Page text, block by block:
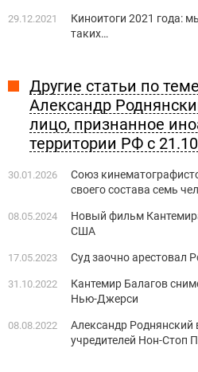
29.12.2021
Киноитоги 2021 года:
таких…
Другие статьи по
Александр
лицо, признанное
территории РФ с
30.01.2026
Союз
своего состава семь
08.05.2024
Новый фильм
США
17.05.2023 Суд заочно арестовал
31.10.2022
Кантемир Балагов
Нью-Джерси
08.08.2022
Александр Роднянский
учредителей Нон-Стоп